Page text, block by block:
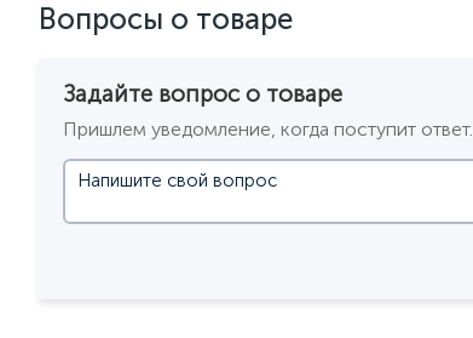
Вопросы о товаре
Задайте вопрос о товаре
Пришлем уведомление, когда поступит ответ.